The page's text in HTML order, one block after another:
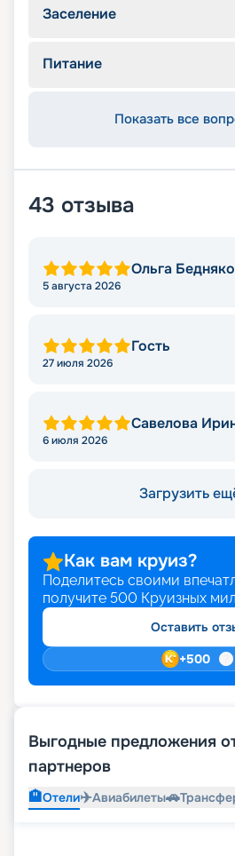
Заселение
Питание
Показать все
43 отзыва
Ольга
5 августа 2026
Гость
27 июля 2026
Савелова
6 июля 2026
Загрузить
Как вам круиз?
Поделитесь своими
получите 500 Круизных
Оставить
+500
Выгодные предложения
партнеров
🏨Отели✈️Авиабилеты🚗